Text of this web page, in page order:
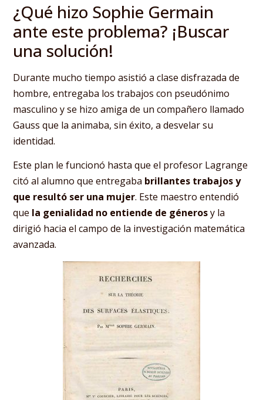
¿Qué hizo Sophie Germain
ante este problema? ¡Buscar
una solución!
Durante mucho tiempo asistió a clase disfrazada de
hombre, entregaba los trabajos con pseudónimo
masculino y se hizo amiga de un compañero llamado
Gauss que la animaba, sin éxito, a desvelar su
identidad.
Este plan le funcionó hasta que el profesor Lagrange
citó al alumno que entregaba brillantes trabajos y
que resultó ser una mujer. Este maestro entendió
que la genialidad no entiende de génerosy la
dirigió hacia el campo de la investigación matemática
avanzada.